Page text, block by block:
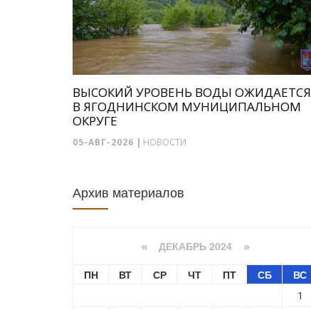
ВЫСОКИЙ УРОВЕНЬ ВОДЫ ОЖИДАЕТСЯ
В ЯГОДНИНСКОМ МУНИЦИПАЛЬНОМ
ОКРУГЕ
05-АВГ-2026 | НОВОСТИ
Архив материалов
« ДЕКАБРЬ 2024 »
ПН ВТ СР ЧТ ПТ СБ ВС
1